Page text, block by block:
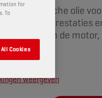
synthetische olie
de motorprestaties
van de
weergeven
for
To
Cookies